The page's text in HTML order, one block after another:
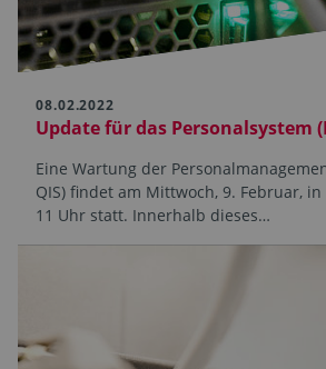
08.02.2022
Update für das Personalsystem
Eine Wartung der
QIS) findet am Mittwoch, 9. Februar,
11 Uhr statt. Innerhalb dieses…